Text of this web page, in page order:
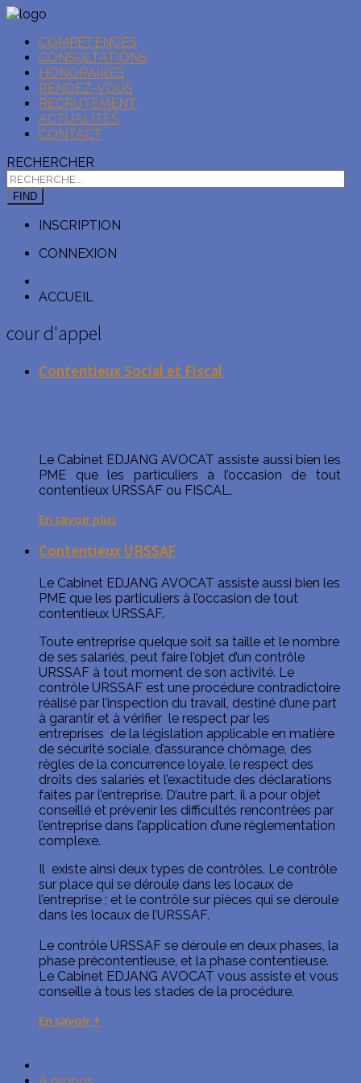
COMPÉTENCES
CONSULTATIONS
HONORAIRES
RENDEZ-VOUS
RECRUTEMENT
ACTUALITÉS
CONTACT
RECHERCHER
FIND
INSCRIPTION
CONNEXION
ACCUEIL
cour d'appel
Contentieux Social et Fiscal
Le Cabinet EDJANG AVOCAT assiste aussi bien les
PME que les particuliers à l’occasion de tout
contentieux URSSAF ou FISCAL.
En savoir plus
Contentieux URSSAF
Le Cabinet EDJANG AVOCAT assiste aussi bien les
PME que les particuliers à l’occasion de tout
contentieux URSSAF.
Toute entreprise quelque soit sa taille et le nombre
de ses salariés, peut faire l’objet d’un contrôle
URSSAF à tout moment de son activité. Le
contrôle URSSAF est une procédure contradictoire
réalisé par l’inspection du travail, destiné d’une part
à garantir et à vérifier le respect par les
entreprises de la législation applicable en matière
de sécurité sociale, d’assurance chômage, des
règles de la concurrence loyale, le respect des
droits des salariés et l’exactitude des déclarations
faites par l’entreprise. D’autre part, il a pour objet
conseillé et prévenir les difficultés rencontrées par
l’entreprise dans l’application d’une règlementation
complexe.
Il existe ainsi deux types de contrôles. Le contrôle
sur place qui se déroule dans les locaux de
l’entreprise ; et le contrôle sur pièces qui se déroule
dans les locaux de l’URSSAF.
Le contrôle URSSAF se déroule en deux phases, la
phase précontentieuse, et la phase contentieuse.
Le Cabinet EDJANG AVOCAT vous assiste et vous
conseille à tous les stades de la procédure.
En savoir +